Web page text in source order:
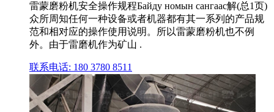
雷蒙磨粉机安全操作规程Байду номын сангаас解(总1页)
众所周知任何一种设备或者机器都有其一系列的产品规
范和相对应的操作使用说明。所以雷蒙磨粉机也不例
外。由于雷磨机作为矿山 .
联系电话: 180 3780 8511